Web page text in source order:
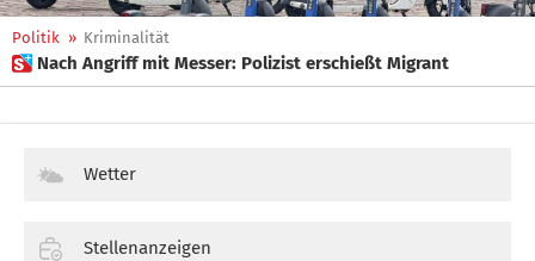
Politik » Kriminalität
 Nach Angriff mit Messer: Polizist erschießt Migrant
Wetter
Stellenanzeigen